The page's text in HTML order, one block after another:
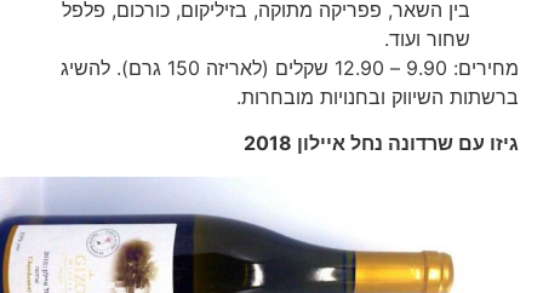
בין השאר, פפריקה מתוקה, בזיליקום, כורכום, פלפל
שחור ועוד.
מחירים: 9.90 – 12.90 שקלים (לאריזה 150 גרם). להשיג
ברשתות השיווק ובחנויות מובחרות.
גיזו עם שרדונה נחל איילון 2018